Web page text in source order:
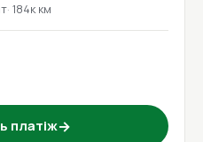
184к км
платіж→